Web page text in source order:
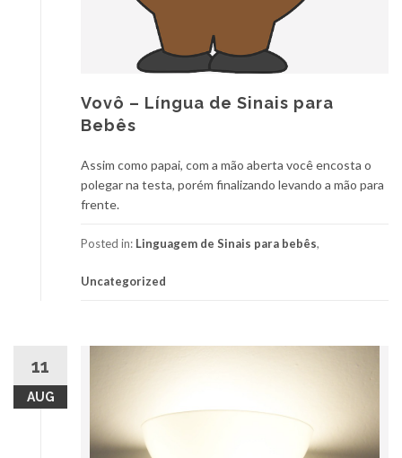
Vovô – Língua de Sinais para
Bebês
Assim como papai, com a mão aberta você encosta o
polegar na testa, porém finalizando levando a mão para
frente.
Posted in: Linguagem de Sinais para bebês,
Uncategorized
11
AUG